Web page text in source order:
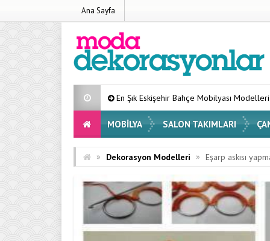
Ana Sayfa
En Şık Eskişehir Bahçe Mobilyası Modelleri Listesi 2026
MOBILYA SALON TAKIMLARI
» Dekorasyon Modelleri » Eşarp askısı